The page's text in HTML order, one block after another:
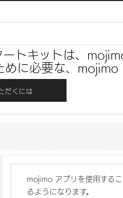
トキットは、
めに必要な、mojimo
だくには
mojimo アプリを使用する
るようになります。